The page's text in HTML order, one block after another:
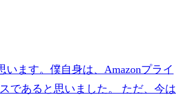
ます。僕自身は、Amazonプライ
であると思いました。 ただ、今は